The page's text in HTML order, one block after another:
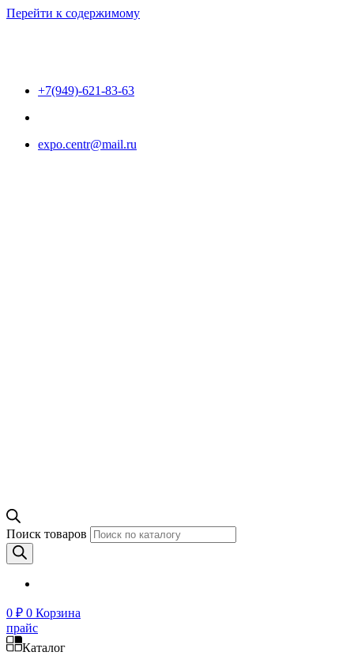
Перейти к содержимому
+7(949)-621-83-63
expo.centr@mail.ru
Поиск товаров
0 ₽ 0 Корзина
прайс
Каталог